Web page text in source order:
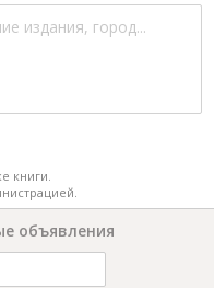
книги.
объявления